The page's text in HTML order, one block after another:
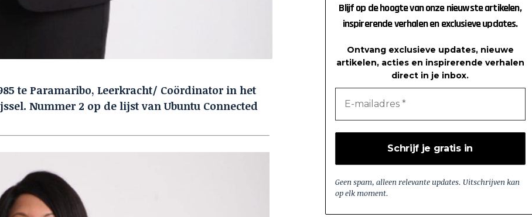
te Paramaribo, Leerkracht/ Coördinator in het
Nummer 2 op de lijst van Ubuntu Connected
Blijf op de hoogte van onze nieuwste artikelen,
inspirerende verhalen en exclusieve updates.
Ontvang exclusieve updates, nieuwe
artikelen, acties en inspirerende verhalen
direct in je inbox.
Geen spam, alleen relevante updates. Uitschrijven kan
op elk moment.